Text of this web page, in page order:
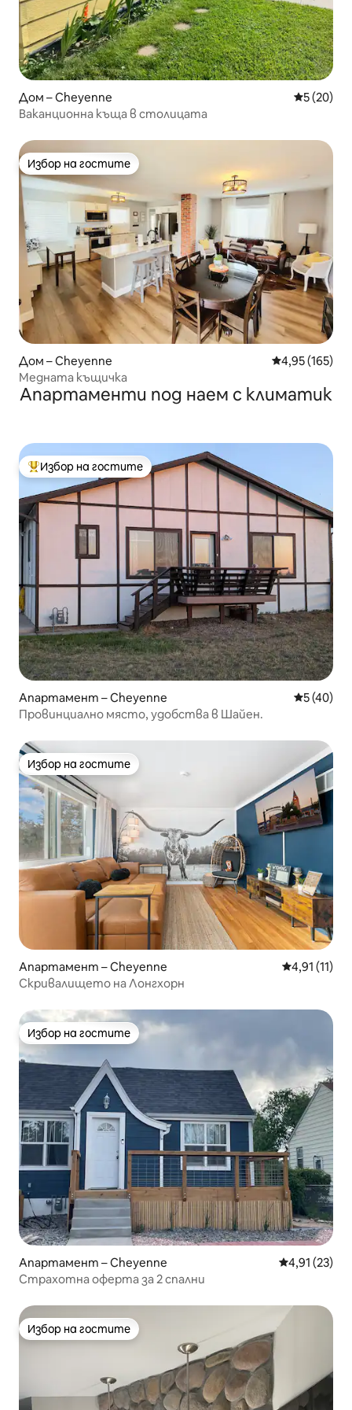
Дом – Cheyenne Средна
5 (20)
Ваканционна къща в столицата
Избор на гостите
Избор на гостите
Дом – Cheyenne Средна
4,95 (165)
Медната къщичка
Апартаменти под наем с климатик
Най-популярен избор на гостите
Избор на гостите
Апартамент – Cheyenne Средна
5 (40)
Провинциално място, удобства в Шайен.
Избор на гостите
Избор на гостите
Апартамент – Cheyenne Средна
4,91 (11)
Скривалището на Лонгхорн
Избор на гостите
Избор на гостите
Апартамент – Cheyenne Средна
4,91 (23)
Страхотна оферта за 2 спални
Избор на гостите
Избор на гостите